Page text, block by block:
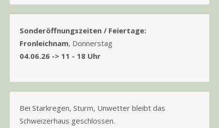
Sonderöffnungszeiten / Feiertage:
Fronleichnam, Donnerstag
04.06.26 -> 11 - 18 Uhr
Bei Starkregen, Sturm, Unwetter bleibt das
Schweizerhaus geschlossen.